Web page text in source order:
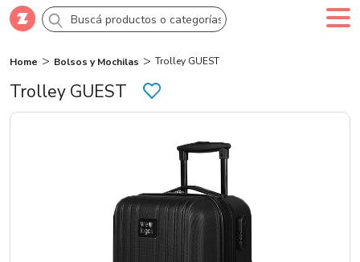
Comprar Creá tu cuenta
Categorías
Trolley GUEST
Home Bolsos y Mochilas Trolley GUEST